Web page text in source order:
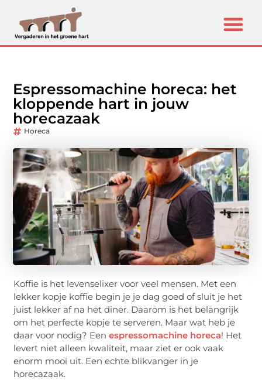
Espressomachine horeca: het
kloppende hart in jouw
horecazaak
Horeca
Koffie is het levenselixer voor veel mensen. Met een
lekker kopje koffie begin je je dag goed of sluit je het
juist lekker af na het diner. Daarom is het belangrijk
om het perfecte kopje te serveren. Maar wat heb je
daar voor nodig? Eenespressomachine horeca! Het
levert niet alleen kwaliteit, maar ziet er ook vaak
enorm mooi uit. Een echte blikvanger in je
horecazaak.